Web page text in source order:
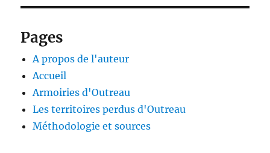
Pages
A propos de l'auteur
Accueil
Armoiries d'Outreau
Les territoires perdus d'Outreau
Méthodologie et sources